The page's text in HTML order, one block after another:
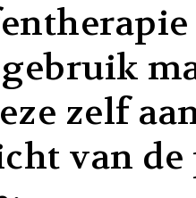
zelf
van